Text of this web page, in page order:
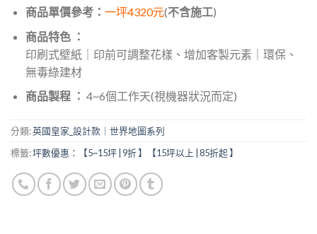
商品單價參考： 一坪4320元(不含施工)
商品特色 ：
印刷式壁紙｜印前可調整花樣、增加客製元素｜環保、
無毒綠建材
商品製程 ： 4~6個工作天(視機器狀況而定)
分類:英國皇家_設計款｜世界地圖系列
標籤:坪數優惠：【5~15坪 | 9折 】【15坪以上 | 85折起 】